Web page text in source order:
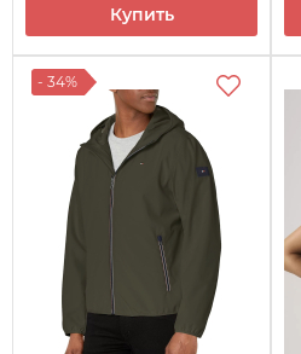
Купить
- 34%